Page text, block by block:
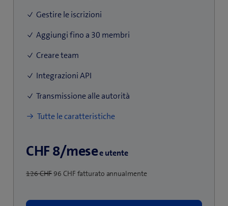
Gestire le iscrizioni
Aggiungi fino a 30 membri
Creare team
Integrazioni API
Transmissione alle autorità
Tutte le caratteristiche
CHF 8/mesee utente
126 CHF96 CHF fatturato annualmente